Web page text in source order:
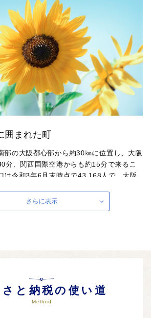
囲まれた町
部の大阪都心部から約30㎞に位置し、大阪
分、関西国際空港からも約15分で来るこ
は令和3年6月末時点で43,168人で、大阪
究所」「大阪体育大学」「大阪観光大学」
４つの大学などがあり、大阪府内でも有数
さらに表示
と納税の使い道
Method